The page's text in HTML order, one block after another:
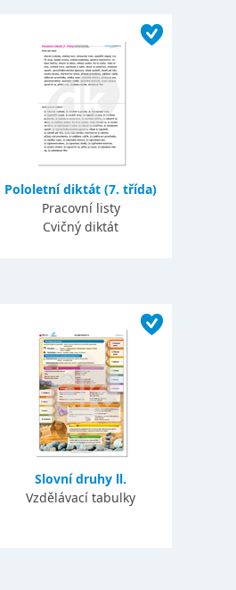
Pololetní diktát (7. třída)
Pracovní listy
Cvičný diktát
Slovní druhy ll.
Vzdělávací tabulky